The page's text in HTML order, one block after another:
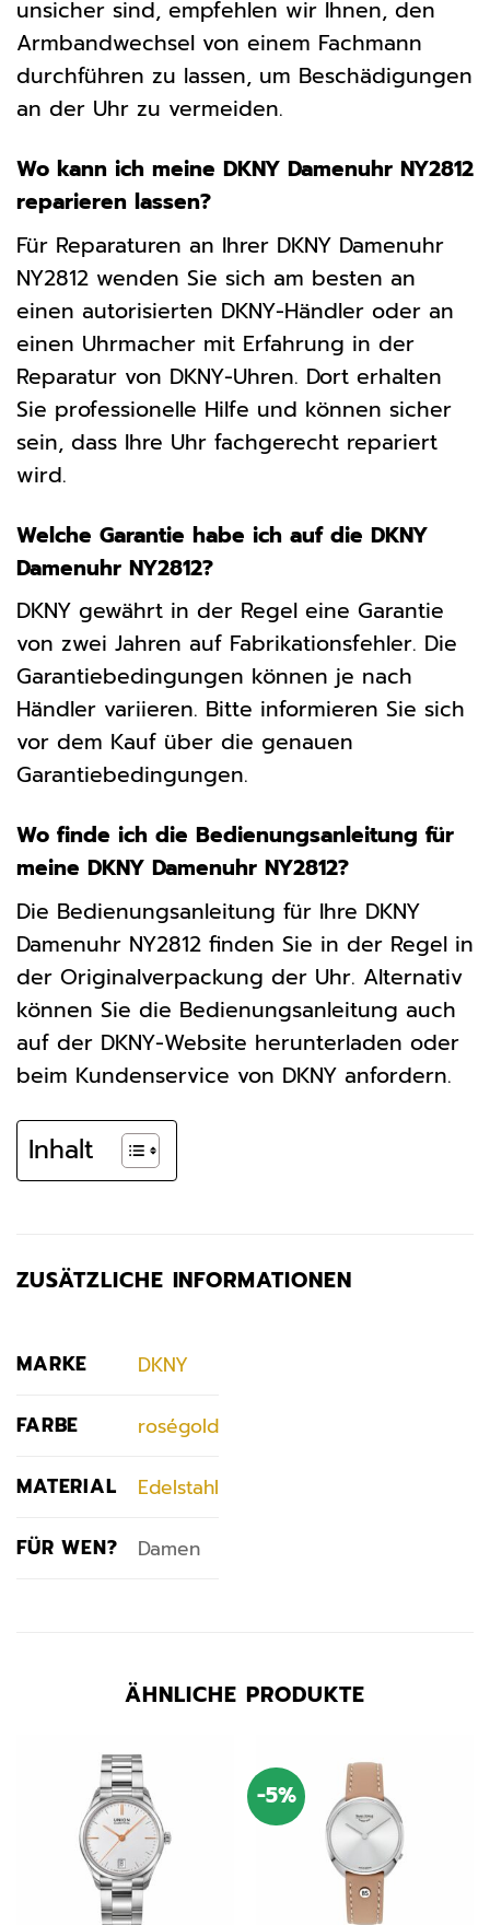
unsicher sind, empfehlen wir Ihnen, den
Armbandwechsel von einem Fachmann
durchführen zu lassen, um Beschädigungen
an der Uhr zu vermeiden.
Wo kann ich meine DKNY Damenuhr NY2812
reparieren lassen?
Für Reparaturen an Ihrer DKNY Damenuhr
NY2812 wenden Sie sich am besten an
einen autorisierten DKNY-Händler oder an
einen Uhrmacher mit Erfahrung in der
Reparatur von DKNY-Uhren. Dort erhalten
Sie professionelle Hilfe und können sicher
sein, dass Ihre Uhr fachgerecht repariert
wird.
Welche Garantie habe ich auf die DKNY
Damenuhr NY2812?
DKNY gewährt in der Regel eine Garantie
von zwei Jahren auf Fabrikationsfehler. Die
Garantiebedingungen können je nach
Händler variieren. Bitte informieren Sie sich
vor dem Kauf über die genauen
Garantiebedingungen.
Wo finde ich die Bedienungsanleitung für
meine DKNY Damenuhr NY2812?
Die Bedienungsanleitung für Ihre DKNY
Damenuhr NY2812 finden Sie in der Regel in
der Originalverpackung der Uhr. Alternativ
können Sie die Bedienungsanleitung auch
auf der DKNY-Website herunterladen oder
beim Kundenservice von DKNY anfordern.
Inhalt
ZUSÄTZLICHE INFORMATIONEN
MARKE DKNY
FARBE roségold
MATERIAL Edelstahl
FÜR WEN? Damen
ÄHNLICHE PRODUKTE
-5%